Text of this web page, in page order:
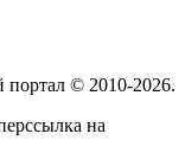
© 2010-2026.
на